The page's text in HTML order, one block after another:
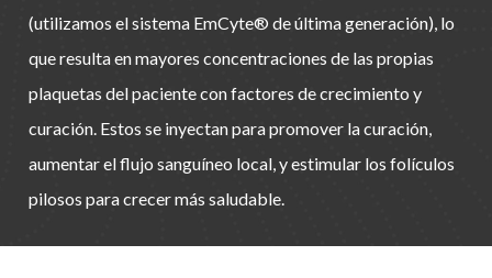
(utilizamos el sistema EmCyte® de última generación), lo
que resulta en mayores concentraciones de las propias
plaquetas del paciente con factores de crecimiento y
curación. Estos se inyectan para promover la curación,
aumentar el flujo sanguíneo local, y estimular los folículos
pilosos para crecer más saludable.